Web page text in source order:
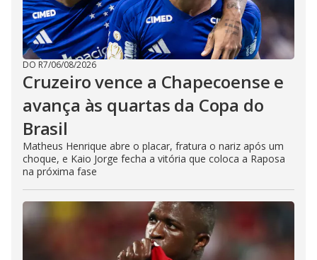
DO R7/06/08/2026
Cruzeiro vence a Chapecoense e
avança às quartas da Copa do
Brasil
Matheus Henrique abre o placar, fratura o nariz após um
choque, e Kaio Jorge fecha a vitória que coloca a Raposa
na próxima fase